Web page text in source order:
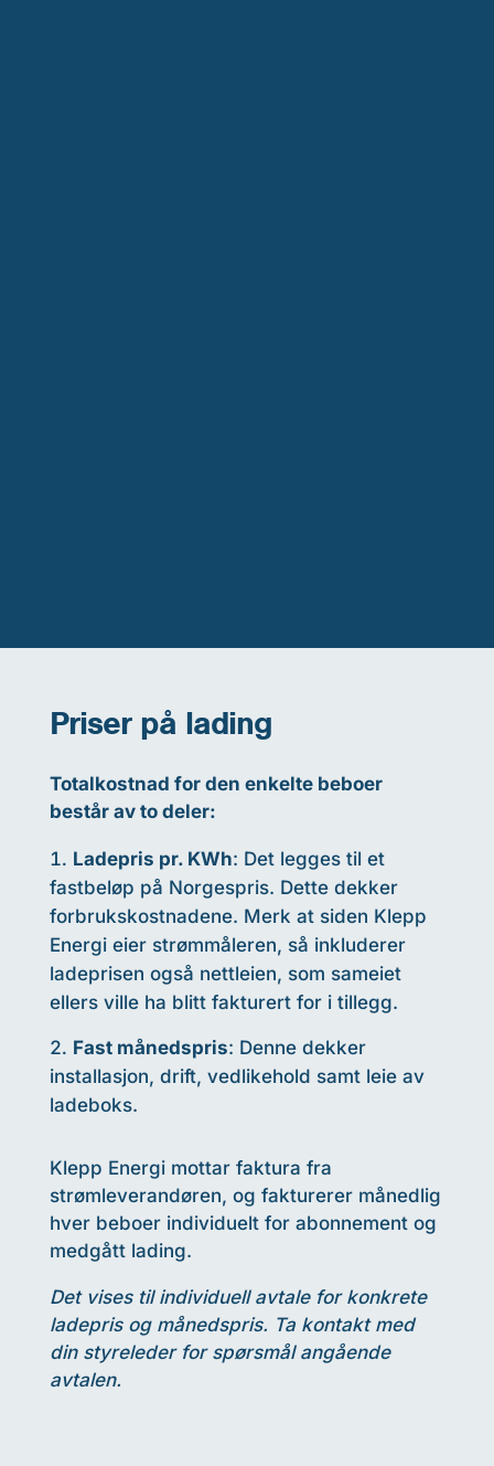
Priser på lading
Totalkostnad for den enkelte beboer
består av to deler:
Ladepris pr. KWh: Det legges til et
fastbeløp på Norgespris. Dette dekker
forbrukskostnadene. Merk at siden Klepp
Energi eier strømmåleren, så inkluderer
ladeprisen også nettleien, som sameiet
ellers ville ha blitt fakturert for i tillegg.
Fast månedspris: Denne dekker
installasjon, drift, vedlikehold samt leie av
ladeboks.
Klepp Energi mottar faktura fra
strømleverandøren, og fakturerer månedlig
hver beboer individuelt for abonnement og
medgått lading.
Det vises til individuell avtale for konkrete
ladepris og månedspris. Ta kontakt med
din styreleder for spørsmål angående
avtalen.